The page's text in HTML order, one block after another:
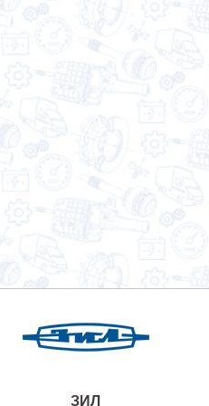
ЗИЛ